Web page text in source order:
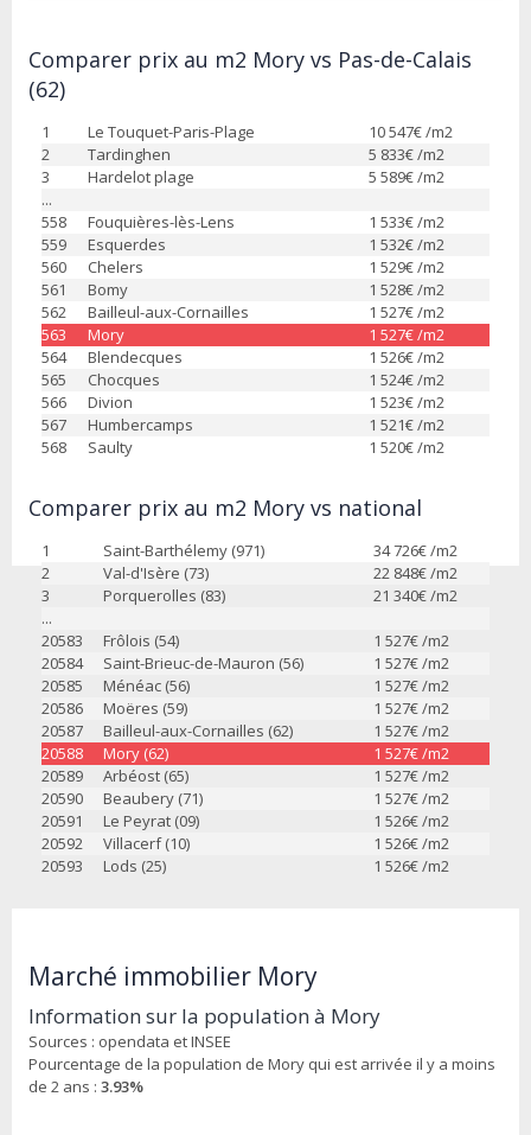
Comparer prix au m2 Mory vs Pas-de-Calais
(62)
1 Le Touquet-Paris-Plage 10 547€ /m2
2
Tardinghen 5 833€ /m2
3
Hardelot plage 5 589€ /m2
...
558
Fouquières-lès-Lens 1 533€ /m2
559
Esquerdes 1 532€ /m2
560
Chelers 1 529€ /m2
561
Bomy 1 528€ /m2
562
Bailleul-aux-Cornailles 1 527€ /m2
563
Mory 1 527€ /m2
564
Blendecques 1 526€ /m2
565
Chocques 1 524€ /m2
566
Divion 1 523€ /m2
567
Humbercamps 1 521€ /m2
568
Saulty 1 520€ /m2
Comparer prix au m2 Mory vs national
1 Saint-Barthélemy (971) 34 726€ /m2
2
Val-d'Isère (73) 22 848€ /m2
3
Porquerolles (83) 21 340€ /m2
...
20583
Frôlois (54) 1 527€ /m2
20584
Saint-Brieuc-de-Mauron (56) 1 527€ /m2
20585
Ménéac (56) 1 527€ /m2
20586
Moëres (59) 1 527€ /m2
20587
Bailleul-aux-Cornailles (62) 1 527€ /m2
20588
Mory (62) 1 527€ /m2
20589
Arbéost (65) 1 527€ /m2
20590
Beaubery (71) 1 527€ /m2
20591
Le Peyrat (09) 1 526€ /m2
20592
Villacerf (10) 1 526€ /m2
20593
Lods (25) 1 526€ /m2
Marché immobilier Mory
Information sur la population à Mory
Sources : opendata et INSEE
Pourcentage de la population de Mory qui est arrivée il y a moins
de 2 ans : 3.93%